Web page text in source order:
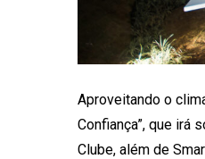
Aproveitando o
Confiança”, que irá
Clube, além de